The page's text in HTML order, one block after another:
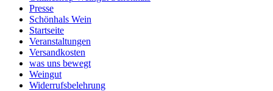
Presse
Schönhals Wein
Startseite
Veranstaltungen
Versandkosten
was uns bewegt
Weingut
Widerrufsbelehrung